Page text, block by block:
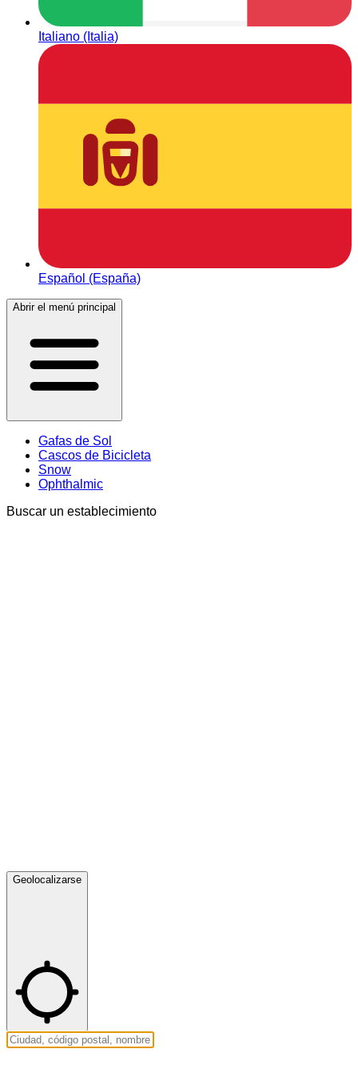
Italiano (Italia)
Español (España)
Abrir el menú principal
Gafas de Sol
Cascos de Bicicleta
Snow
Ophthalmic
Buscar un establecimiento
Geolocalizarse